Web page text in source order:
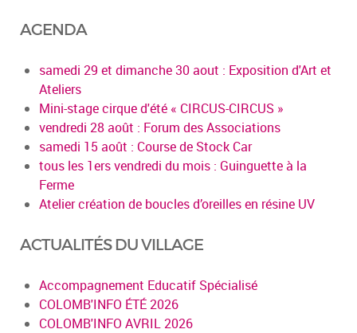
AGENDA
samedi 29 et dimanche 30 aout : Exposition d'Art et
Ateliers
Mini-stage cirque d'été « CIRCUS-CIRCUS »
vendredi 28 août : Forum des Associations
samedi 15 août : Course de Stock Car
tous les 1ers vendredi du mois : Guinguette à la
Ferme
Atelier création de boucles d’oreilles en résine UV
ACTUALITÉS DU VILLAGE
Accompagnement Educatif Spécialisé
COLOMB'INFO ÉTÉ 2026
COLOMB'INFO AVRIL 2026